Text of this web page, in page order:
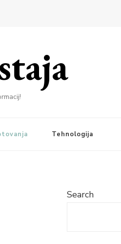
Tehnologija
Search